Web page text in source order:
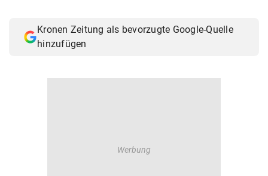
Kronen Zeitung als bevorzugte Google-Quelle
hinzufügen